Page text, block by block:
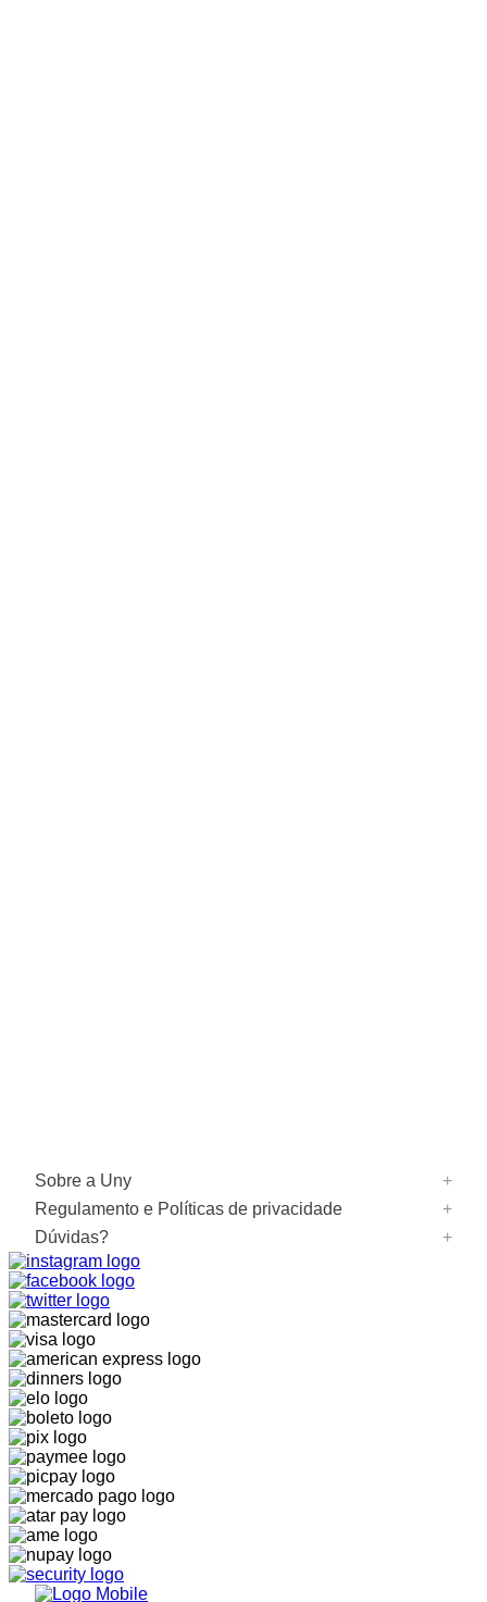
Sobre a Uny +
Sobre o programa
Cadastre-se
Regulamento e Políticas de privacidade +
Regulamento
Políticas de privacidade
Dúvidas? +
Perguntas frequentes
Fale conosco